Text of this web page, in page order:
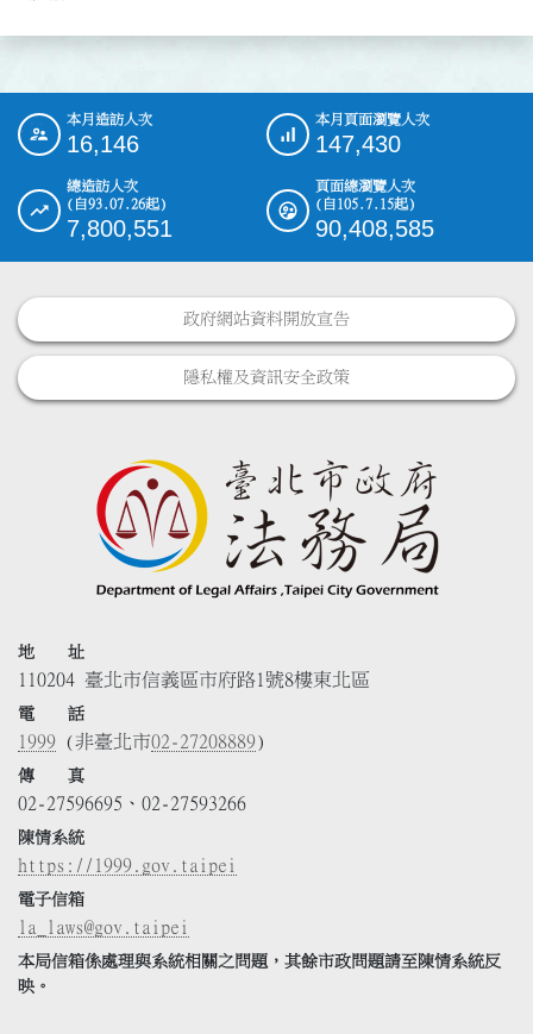
::: 本月造訪人次
16,146
本月頁面瀏覽人次
147,430
總造訪人次
(自93.07.26起)
7,800,551
頁面總瀏覽人次
(自105.7.15起)
90,408,585
政府網站資料開放宣告
隱私權及資訊安全政策
地 址
110204 臺北市信義區市府路1號8樓東北區
電 話
1999 (非臺北市02-27208889)
傳 真
02-27596695、02-27593266
陳情系統
https://1999.gov.taipei
電子信箱
la_laws@gov.taipei
本局信箱係處理與系統相關之問題，其餘市政問題請至陳情系統反
映。